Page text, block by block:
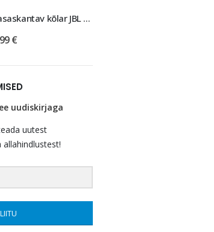
Kaasaskantav kõlar JBL GO 4, IP67, punane
€
uudiskirjaga
uutest
LIITU